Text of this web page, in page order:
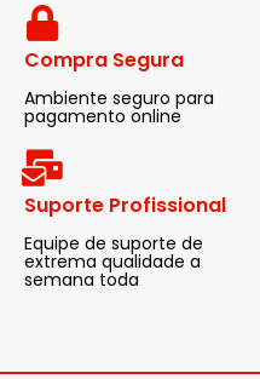
Compra Segura
Ambiente seguro para
pagamento online
Suporte Profissional
Equipe de suporte de
extrema qualidade a
semana toda